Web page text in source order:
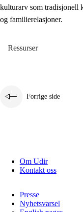
kulturarv som tradisjonell
og familierelasjoner.
Ressurser
Forrige side
Om Udir
Kontakt oss
Presse
Nyhetsvarsel